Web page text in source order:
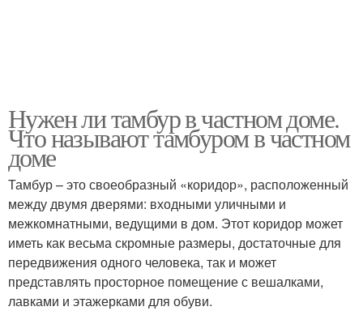
Нужен ли тамбур в частном доме.
Что называют тамбуром в частном
доме
Тамбур – это своеобразный «коридор», расположенный
между двумя дверями: входными уличными и
межкомнатными, ведущими в дом. Этот коридор может
иметь как весьма скромные размеры, достаточные для
передвижения одного человека, так и может
представлять просторное помещение с вешалками,
лавками и этажерками для обуви.